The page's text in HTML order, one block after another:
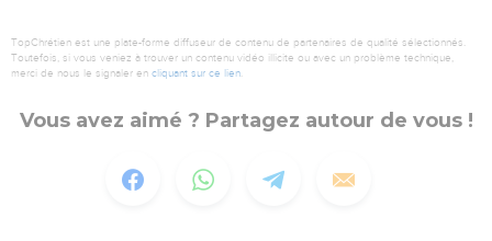
TopChrétien est une plate-forme diffuseur de contenu de partenaires de qualité sélectionnés.
Toutefois, si vous veniez à trouver un contenu vidéo illicite ou avec un problème technique,
merci de nous le signaler en cliquant sur ce lien.
Vous avez aimé ? Partagez autour de vous !